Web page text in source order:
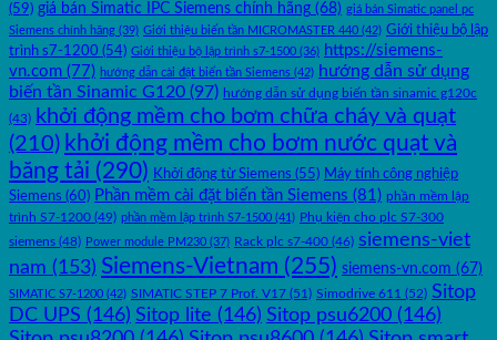
(59) giá bán Simatic IPC Siemens chính hãng (68) giá bán Simatic panel pc
Siemens chính hãng (39) Giới thiệu biến tần MICROMASTER 440 (42) Giới thiệu bộ lập
trình s7-1200 (54) Giới thiệu bộ lập trình s7-1500 (36) https://siemens-
vn.com (77) hướng dẫn cài đặt biến tần Siemens (42) hướng dẫn sử dụng
biến tần Sinamic G120 (97) hướng dẫn sử dụng biến tần sinamic g120c
(43)
khởi động mềm cho bơm chữa cháy và quạt
(210) khởi động mềm cho bơm nước quạt và
băng tải (290) Khởi động từ Siemens (55) Máy tính công nghiệp
Siemens (60) Phần mềm cài đặt biến tần Siemens (81) phần mềm lập
trình S7-1200 (49) phần mềm lập trình S7-1500 (41) Phụ kiện cho plc S7-300
siemens (48) Power module PM230 (37) Rack plc s7-400 (46) siemens-viet
nam (153) Siemens-Vietnam (255) siemens-vn.com (67)
SIMATIC S7-1200 (42) SIMATIC STEP 7 Prof. V17 (51) Simodrive 611 (52) Sitop
DC UPS (146) Sitop lite (146) Sitop psu6200 (146)